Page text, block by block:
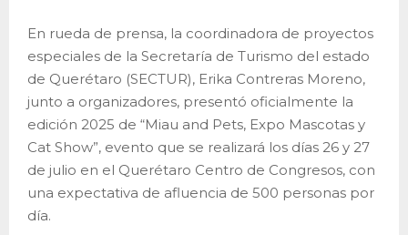
En rueda de prensa, la coordinadora de proyectos
especiales de la Secretaría de Turismo del estado
de Querétaro (SECTUR), Erika Contreras Moreno,
junto a organizadores, presentó oficialmente la
edición 2025 de “Miau and Pets, Expo Mascotas y
Cat Show”, evento que se realizará los días 26 y 27
de julio en el Querétaro Centro de Congresos, con
una expectativa de afluencia de 500 personas por
día.